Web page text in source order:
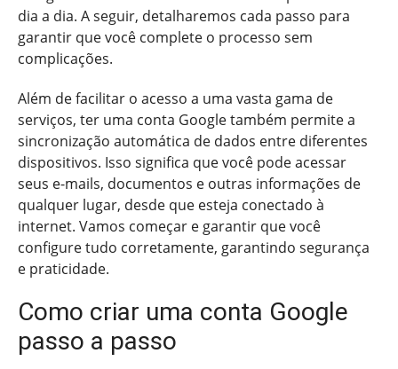
dia a dia. A seguir, detalharemos cada passo para
garantir que você complete o processo sem
complicações.
Além de facilitar o acesso a uma vasta gama de
serviços, ter uma conta Google também permite a
sincronização automática de dados entre diferentes
dispositivos. Isso significa que você pode acessar
seus e-mails, documentos e outras informações de
qualquer lugar, desde que esteja conectado à
internet. Vamos começar e garantir que você
configure tudo corretamente, garantindo segurança
e praticidade.
Como criar uma conta Google
passo a passo